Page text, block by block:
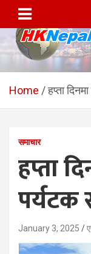
content
सञ्चालित
hknepal,
Home हप्ता
समाचार
हप्ता
पर्यटक
January 3, 2025